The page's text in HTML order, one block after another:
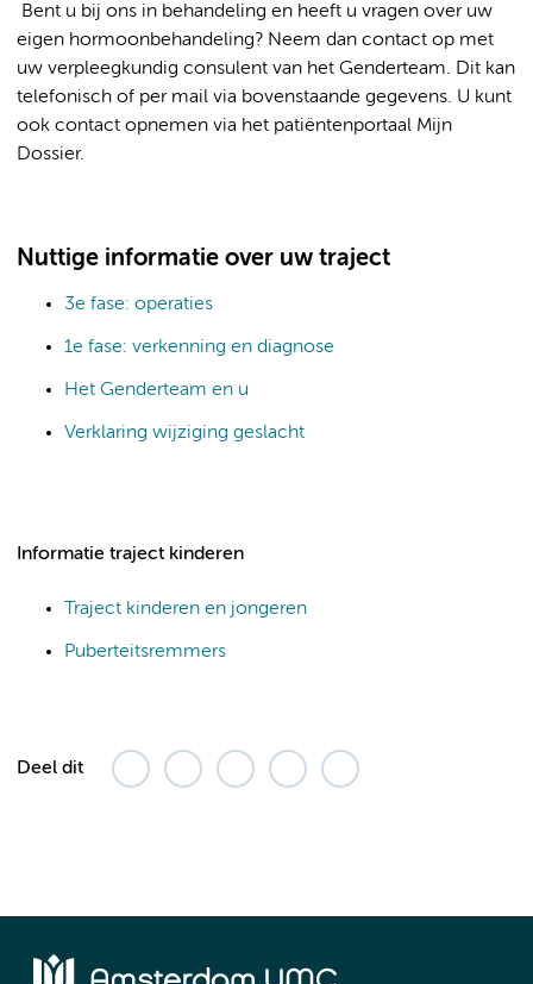
Bent u bij ons in behandeling en heeft u vragen over uw
eigen hormoonbehandeling? Neem dan contact op met
uw verpleegkundig consulent van het Genderteam. Dit kan
telefonisch of per mail via bovenstaande gegevens. U kunt
ook contact opnemen via het patiëntenportaal Mijn
Dossier.
Nuttige informatie over uw traject
3e fase: operaties
1e fase: verkenning en diagnose
Het Genderteam en u
Verklaring wijziging geslacht
Informatie traject kinderen
Traject kinderen en jongeren
Puberteitsremmers
Deel dit